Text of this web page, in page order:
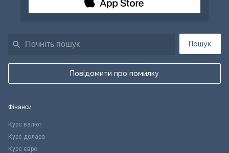
Пошук
Повідомити про помилку
Фінанси
Курс валют
Курс долара
Курс євро